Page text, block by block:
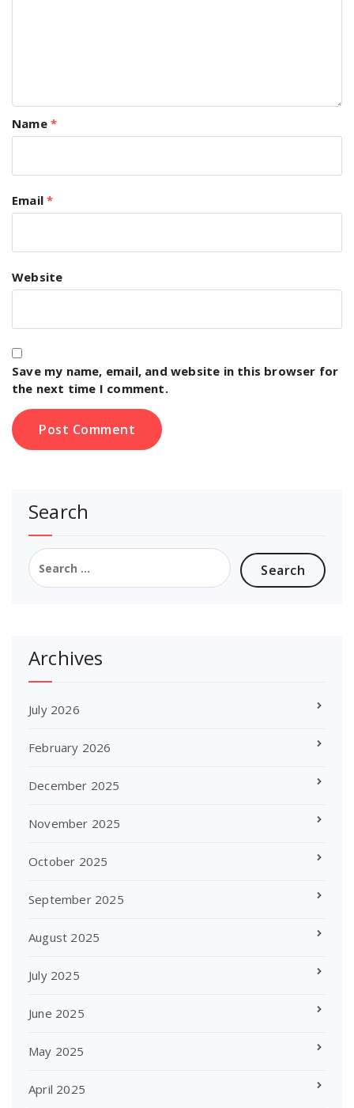
Name *
Email*
Website
Save my name, email, and website in this browser for
the next time I comment.
Search
Search
for:
Archives
July 2026
February 2026
December 2025
November 2025
October 2025
September 2025
August 2025
July 2025
June 2025
May 2025
April 2025